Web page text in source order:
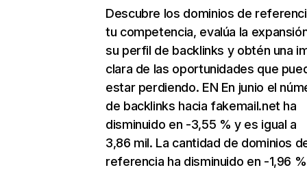
Descubre los dominios de
tu competencia, evalúa la
su perfil de backlinks y obtén una
clara de las oportunidades que
estar perdiendo. EN En junio el
de backlinks hacia fakemail.net ha
disminuido en -3,55 % y es igual a
3,86 mil. La cantidad de dominios
referencia ha disminuido en -1,96